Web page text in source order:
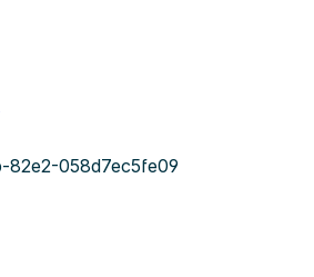
058d7ec5fe09